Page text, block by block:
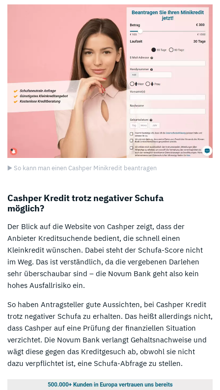
▶️ So kann man einen Cashper Minikredit beantragen
Cashper Kredit trotz negativer Schufa
möglich?
Der Blick auf die Website von Cashper zeigt, dass der
Anbieter Kreditsuchende bedient, die schnell einen
Kleinkredit wünschen. Dabei steht der Schufa-Score nicht
im Weg. Das ist verständlich, da die vergebenen Darlehen
sehr überschaubar sind – die Novum Bank geht also kein
hohes Ausfallrisiko ein.
So haben Antragsteller gute Aussichten, bei Cashper Kredit
trotz negativer Schufa zu erhalten. Das heißt allerdings nicht,
dass Cashper auf eine Prüfung der finanziellen Situation
verzichtet. Die Novum Bank verlangt Gehaltsnachweise und
wägt diese gegen das Kreditgesuch ab, obwohl sie nicht
dazu verpflichtet ist, eine Schufa-Abfrage zu stellen.